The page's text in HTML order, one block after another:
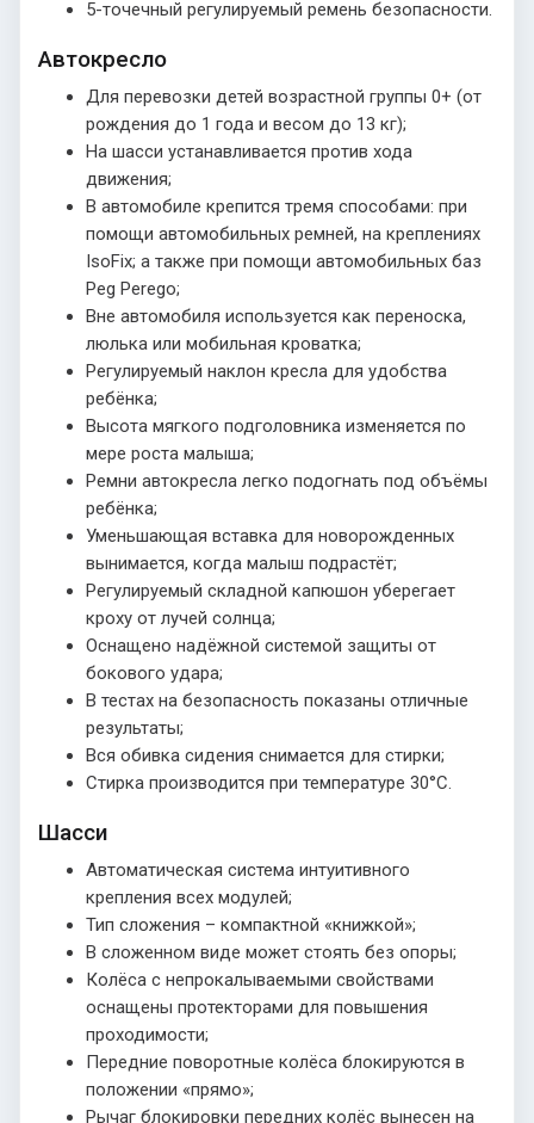
5-точечный регулируемый ремень безопасности.
Автокресло
Для перевозки детей возрастной группы 0+ (от
рождения до 1 года и весом до 13 кг);
На шасси устанавливается против хода
движения;
В автомобиле крепится тремя способами: при
помощи автомобильных ремней, на креплениях
IsoFix; а также при помощи автомобильных баз
Peg Perego;
Вне автомобиля используется как переноска,
люлька или мобильная кроватка;
Регулируемый наклон кресла для удобства
ребёнка;
Высота мягкого подголовника изменяется по
мере роста малыша;
Ремни автокресла легко подогнать под объёмы
ребёнка;
Уменьшающая вставка для новорожденных
вынимается, когда малыш подрастёт;
Регулируемый складной капюшон уберегает
кроху от лучей солнца;
Оснащено надёжной системой защиты от
бокового удара;
В тестах на безопасность показаны отличные
результаты;
Вся обивка сидения снимается для стирки;
Стирка производится при температуре 30°С.
Шасси
Автоматическая система интуитивного
крепления всех модулей;
Тип сложения – компактной «книжкой»;
В сложенном виде может стоять без опоры;
Колёса с непрокалываемыми свойствами
оснащены протекторами для повышения
проходимости;
Передние поворотные колёса блокируются в
положении «прямо»;
Рычаг блокировки передних колёс вынесен на